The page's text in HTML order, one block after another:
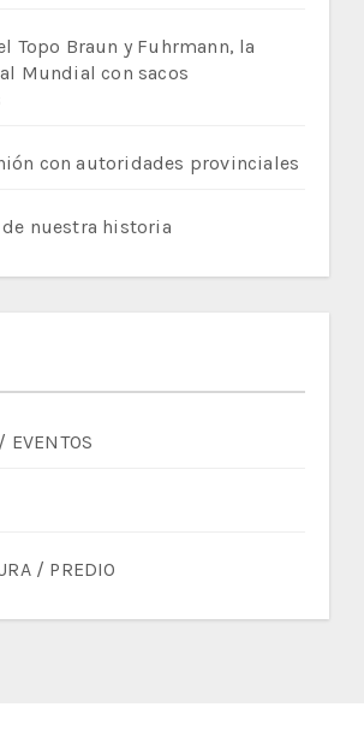
Topo Braun y Fuhrmann, la
Mundial con sacos
con autoridades provinciales
nuestra historia
EVENTOS
/ PREDIO